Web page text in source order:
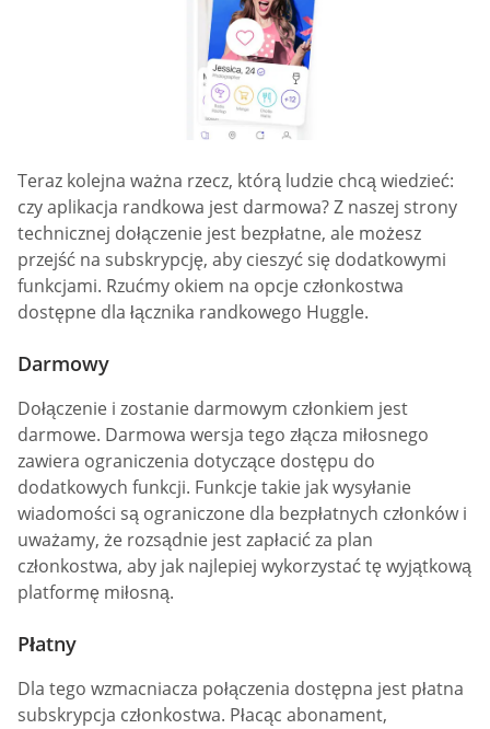
Teraz kolejna ważna rzecz, którą ludzie chcą wiedzieć:
czy aplikacja randkowa jest darmowa? Z naszej strony
technicznej dołączenie jest bezpłatne, ale możesz
przejść na subskrypcję, aby cieszyć się dodatkowymi
funkcjami. Rzućmy okiem na opcje członkostwa
dostępne dla łącznika randkowego Huggle.
Darmowy
Dołączenie i zostanie darmowym członkiem jest
darmowe. Darmowa wersja tego złącza miłosnego
zawiera ograniczenia dotyczące dostępu do
dodatkowych funkcji. Funkcje takie jak wysyłanie
wiadomości są ograniczone dla bezpłatnych członków i
uważamy, że rozsądnie jest zapłacić za plan
członkostwa, aby jak najlepiej wykorzystać tę wyjątkową
platformę miłosną.
Płatny
Dla tego wzmacniacza połączenia dostępna jest płatna
subskrypcja członkostwa. Płacąc abonament,